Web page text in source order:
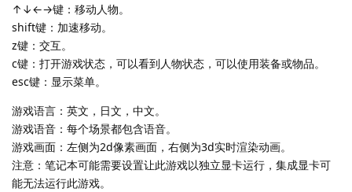
↑↓←→键：移动人物。
shift键：加速移动。
z键：交互。
c键：打开游戏状态，可以看到人物状态，可以使用装备或物品。
esc键：显示菜单。
游戏语言：英文，日文，中文。
游戏语音：每个场景都包含语音。
游戏画面：左侧为2d像素画面，右侧为3d实时渲染动画。
注意：笔记本可能需要设置让此游戏以独立显卡运行，集成显卡可
能无法运行此游戏。